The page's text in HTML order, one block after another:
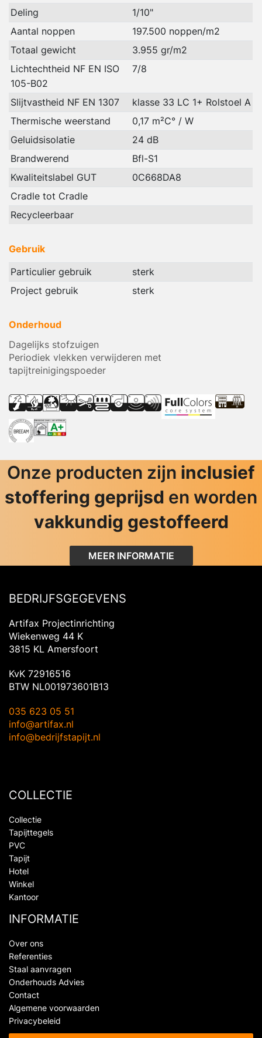
Deling
1/10"
Aantal noppen
197.500 noppen/m2
Totaal gewicht
3.955 gr/m2
Lichtechtheid NF EN ISO
105-B02
7/8
Slijtvastheid NF EN 1307
klasse 33 LC 1+ Rolstoel A
Thermische weerstand
0,17 m²C° / W
Geluidsisolatie
24 dB
Brandwerend
Bfl-S1
Kwaliteitslabel GUT
0C668DA8
Cradle tot Cradle
Recycleerbaar
Gebruik
Particulier gebruik
sterk
Project gebruik
sterk
Onderhoud
Dagelijks stofzuigen
Periodiek vlekken verwijderen met
tapijtreinigingspoeder
Onze producten zijn inclusief
stoffering geprijsd en worden
vakkundig gestoffeerd
MEER INFORMATIE
BEDRIJFSGEGEVENS
Artifax Projectinrichting
Wiekenweg 44 K
3815 KL Amersfoort
KvK 72916516
BTW NL001973601B13
035 623 05 51
info@artifax.nl
info@bedrijfstapijt.nl
COLLECTIE
Collectie
Tapijttegels
PVC
Tapijt
Hotel
Winkel
Kantoor
INFORMATIE
Over ons
Referenties
Staal aanvragen
Onderhouds Advies
Contact
Algemene voorwaarden
Privacybeleid